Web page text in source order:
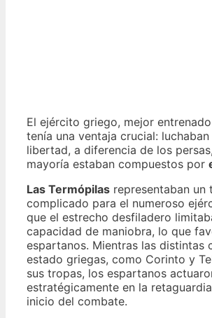
El ejército griego, mejor
tenía una ventaja crucial:
libertad, a diferencia de los
mayoría estaban compuestos por
Las Termópilas representaban un
complicado para el numeroso
que el estrecho desfiladero
capacidad de maniobra, lo que
espartanos. Mientras las distintas
estado griegas, como Corinto y
sus tropas, los espartanos
estratégicamente en la
inicio del combate.